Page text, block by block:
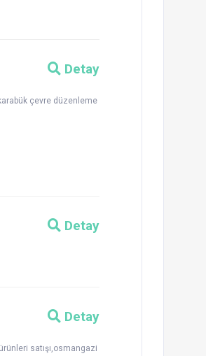
Detay
çevre düzenleme
Detay
Detay
satışı,osmangazi